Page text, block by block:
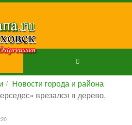
Новости города и района
врезался в дерево,